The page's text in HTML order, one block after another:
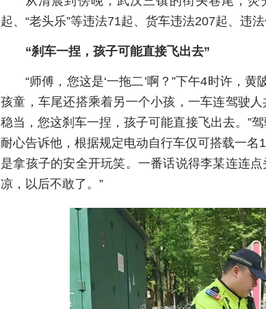
起、“老头乐”等违法71起、货车违法207起、违法
“刹车一捏，孩子可能直接飞出去”
“师傅，您这是‘一拖二’啊？”下午4时许，
孩童，车尾还搭乘着另一个小孩，一车连驾驶
稳当，您这刹车一捏，孩子可能直接飞出去。”
耐心告诉他，根据规定电动自行车仅可搭载一
是拿孩子的安全开玩笑。一番话说得李某连连
凉，以后不敢了。”